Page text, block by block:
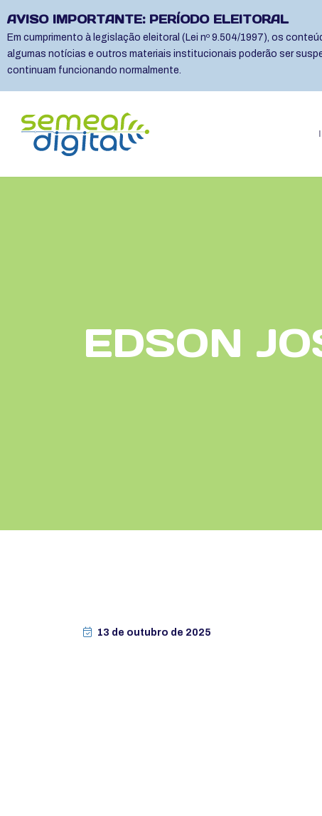
AVISO IMPORTANTE: PERÍODO ELEITORAL
Em cumprimento à legislação eleitoral (Lei nº 9.504/1997), os
algumas notícias e outros materiais institucionais poderão ser
continuam funcionando normalmente.
EDSON
13 de outubro de 2025